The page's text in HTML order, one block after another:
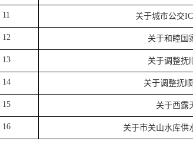
11 关于城市公交
12 关于和睦国
13 关于调整抚
14 关于调整抚
15 关于西露
16 关于市关山水库供